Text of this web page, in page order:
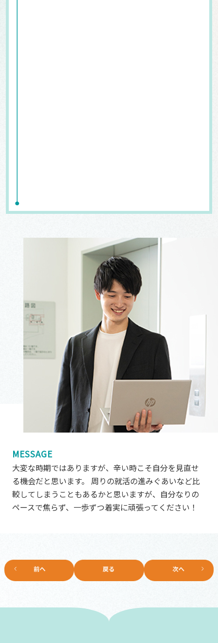
MESSAGE
大変な時期ではありますが、辛い時こそ自分を見直せ
る機会だと思います。 周りの就活の進みぐあいなど比
較してしまうこともあるかと思いますが、自分なりの
ペースで焦らず、一歩ずつ着実に頑張ってください！